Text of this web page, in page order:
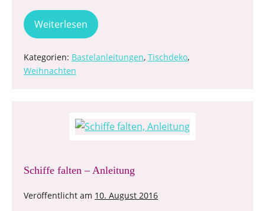
Weiterlesen
Kategorien: Bastelanleitungen, Tischdeko,
Weihnachten
Schiffe falten – Anleitung
Veröffentlicht am 10. August 2016